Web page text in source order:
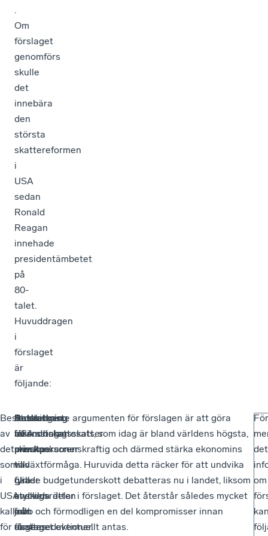
.
Om
förslaget
genomförs
skulle
det
innebära
den
största
skattereformen
i
USA
sedan
Ronald
Reagan
innehade
presidentämbetet
på
80-
talet.
Huvuddragen
i
förslaget
är
följande:
Beskattningen
av
det
som
i
USA
kallas
för
Beskattning
av
privatpersoner
Antalet
inkomstskattesatser
minskas
till
fyra
stycken
från
dagens
Stora
förändringar
sker
vad
gäller
avdragsrätten
och
skattereduktioner.
De starkaste argumenten för förslagen är att göra
USA:s bolagsskatt, som idag är bland världens högsta,
mer konkurrenskraftig och därmed stärka ekonomins
tillväxtförmåga. Huruvida detta räcker för att undvika
ökade budgetunderskott debatteras nu i landet, liksom
enskilda delar i förslaget. Det återstår således mycket
jobb och förmodligen en del kompromisser innan
förslaget eventuellt antas.
För
om